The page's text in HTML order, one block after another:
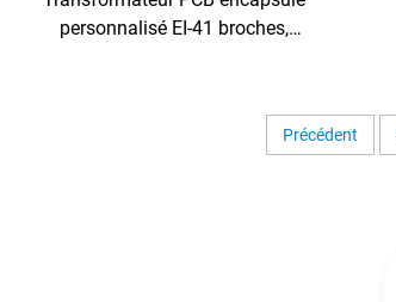
personnalisé EI-41 broches,
24v/36v/380v, fréquence 50Hz
Précédent